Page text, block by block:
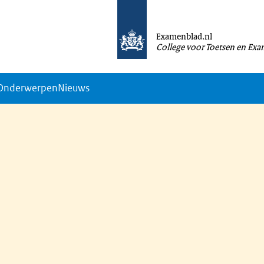
Examenblad.nl
College voor Toetsen en
Nieuws